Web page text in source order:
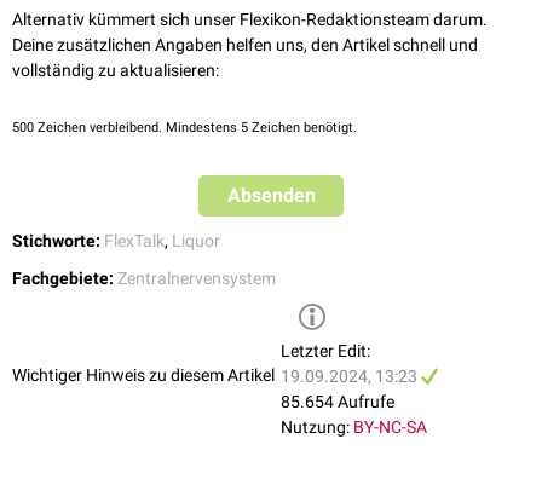
FlexTalk - Die Hirnventrikel
Alternativ kümmert sich unser Flexikon-Redaktionsteam darum.
Deine zusätzlichen Angaben helfen uns, den Artikel schnell und
vollständig zu aktualisieren:
500 Zeichen verbleibend. Mindestens 5 Zeichen benötigt.
Absenden
Stichworte: FlexTalk, Liquor
Fachgebiete: Zentralnervensystem
Wichtiger Hinweis zu diesem Artikel
Letzter Edit:
19.09.2024, 13:23
85.654 Aufrufe
Nutzung: BY-NC-SA